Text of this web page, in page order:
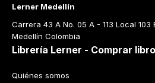
Lerner Medellín
Carrera 43 A No. 05 A - 113 Local 103
Medellín Colombia
Librería Lerner - Comprar
Quiénes somos